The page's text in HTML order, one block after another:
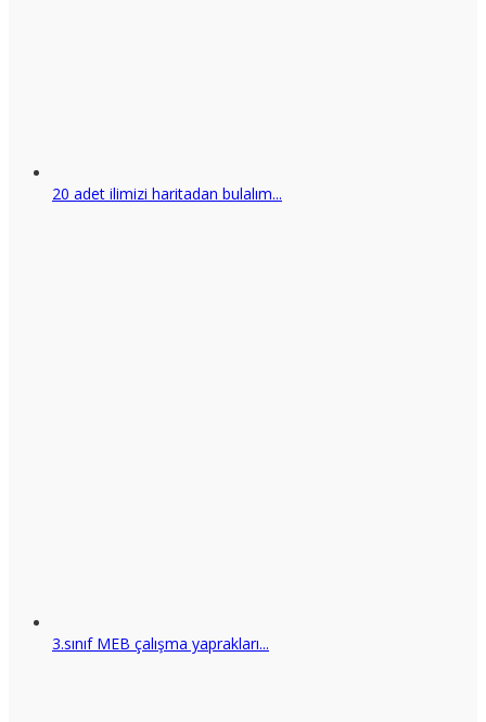
20 adet ilimizi haritadan bulalım...
3.sınıf MEB çalışma yaprakları...